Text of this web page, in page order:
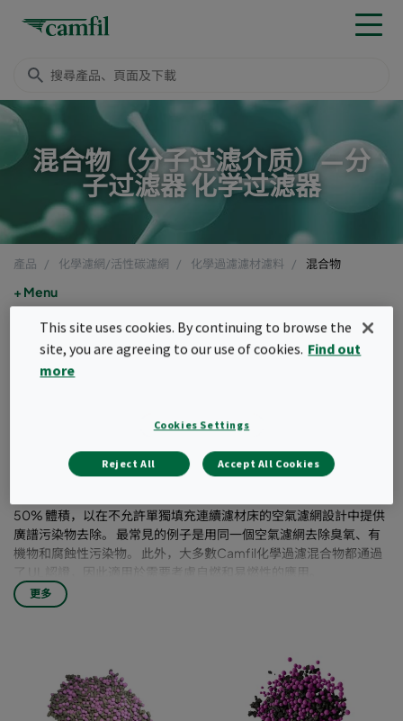
混合物（分子过滤介质）—分
子过滤器 化学过滤器
產品 化學濾網/活性碳濾網 化學過濾濾材濾料 混合物
Menu
混合物
化學分子濾材是所有成功的化學分子過濾解決
合和混合活性碳和氧化鋁介質，可針對各種化
學分子污染物。
50% 體積，以在不允許單獨填充連續濾材床的空氣濾網設計中提供
廣譜污染物去除。 最常見的例子是用同一個空氣濾網去除臭氧、有
機物和腐蝕性污染物。 此外，大多數Camfil化學過濾混合物都通過
了 UL 認證，因此適用於需要考慮自燃和易燃性的應用。
更多
This site uses cookies. By continuing to browse the
site, you are agreeing to our use of cookies. Find out
more
Cookies Settings
Reject All Accept All Cookies